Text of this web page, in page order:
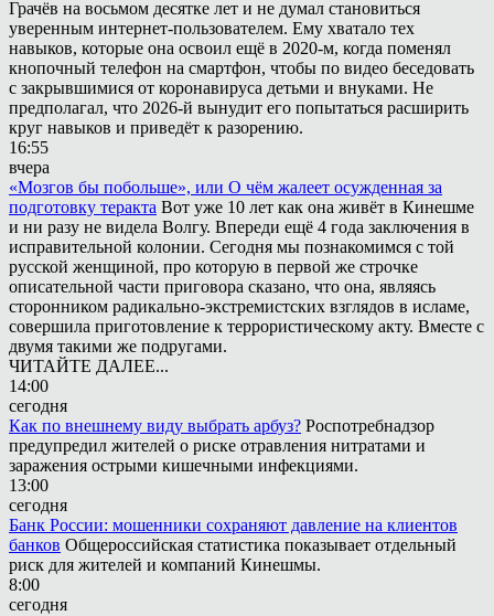
Грачёв на восьмом десятке лет и не думал становиться
уверенным интернет-пользователем. Ему хватало тех
навыков, которые она освоил ещё в 2020-м, когда поменял
кнопочный телефон на смартфон, чтобы по видео беседовать
с закрывшимися от коронавируса детьми и внуками. Не
предполагал, что 2026-й вынудит его попытаться расширить
круг навыков и приведёт к разорению.
16:55
вчера
«Мозгов бы побольше», или О чём жалеет осужденная за
подготовку теракта Вот уже 10 лет как она живёт в Кинешме
и ни разу не видела Волгу. Впереди ещё 4 года заключения в
исправительной колонии. Сегодня мы познакомимся с той
русской женщиной, про которую в первой же строчке
описательной части приговора сказано, что она, являясь
сторонником радикально-экстремистских взглядов в исламе,
совершила приготовление к террористическому акту. Вместе с
двумя такими же подругами.
ЧИТАЙТЕ ДАЛЕЕ...
14:00
сегодня
Как по внешнему виду выбрать арбуз? Роспотребнадзор
предупредил жителей о риске отравления нитратами и
заражения острыми кишечными инфекциями.
13:00
сегодня
Банк России: мошенники сохраняют давление на клиентов
банков Общероссийская статистика показывает отдельный
риск для жителей и компаний Кинешмы.
8:00
сегодня